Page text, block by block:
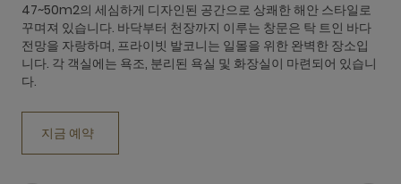
47~50m2의 세심하게 디자인된 공간으로 상쾌한 해안 스타일로
꾸며져 있습니다. 바닥부터 천장까지 이루는 창문은 탁 트인 바다
전망을 자랑하며, 프라이빗 발코니는 일몰을 위한 완벽한 장소입
니다. 각 객실에는 욕조, 분리된 욕실 및 화장실이 마련되어 있습니
다.
지금 예약